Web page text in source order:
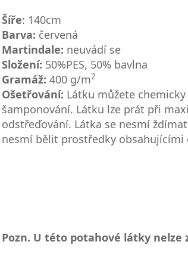
Šíře: 140cm
Barva: červená
Martindale: neuvádí se
Složení: 50%PES, 50% bavlna
Gramáž: 400 g/m2
Ošetřování: Látku můžete
šamponování. Látku lze prát při
odstřeďování. Látka se nesmí
nesmí bělit prostředky obsahujícími
Pozn. U této potahové látky nelze